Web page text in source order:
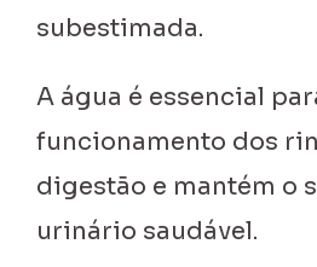
subestimada.
A água é essencial
funcionamento dos
digestão e mantém o
urinário saudável.